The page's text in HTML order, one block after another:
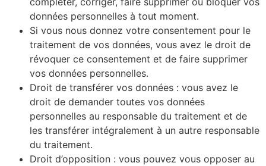
données personnelles à tout moment.
Si vous nous donnez votre consentement pour le
traitement de vos données, vous avez le droit de
révoquer ce consentement et de faire supprimer
vos données personnelles.
Droit de transférer vos données : vous avez le
droit de demander toutes vos données
personnelles au responsable du traitement et de
les transférer intégralement à un autre responsable
du traitement.
Droit d’opposition : vous pouvez vous opposer au